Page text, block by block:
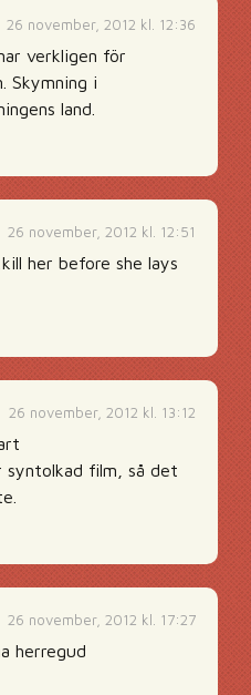
26 november, 2012 kl. 12:36
verkligen för
Skymning i
land.
26 november, 2012 kl. 12:51
her before she lays
26 november, 2012 kl. 13:12
syntolkad film, så det
26 november, 2012 kl. 17:27
herregud